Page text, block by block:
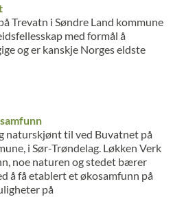
Trevatn i Søndre Land kommune
med formål å
og er kanskje Norges eldste
naturskjønt til ved Buvatnet på
i Sør-Trøndelag. Løkken Verk
noe naturen og stedet bærer
å få etablert et økosamfunn på
på